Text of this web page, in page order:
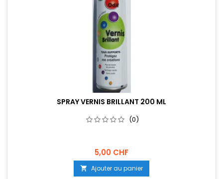
SPRAY VERNIS BRILLANT 200 ML
(0)
5,00 CHF
 Ajouter au panier